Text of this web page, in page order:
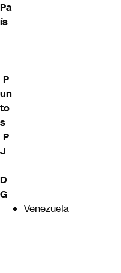
Pa
ís
P
un
to
s
P
J
D
G
Venezuela